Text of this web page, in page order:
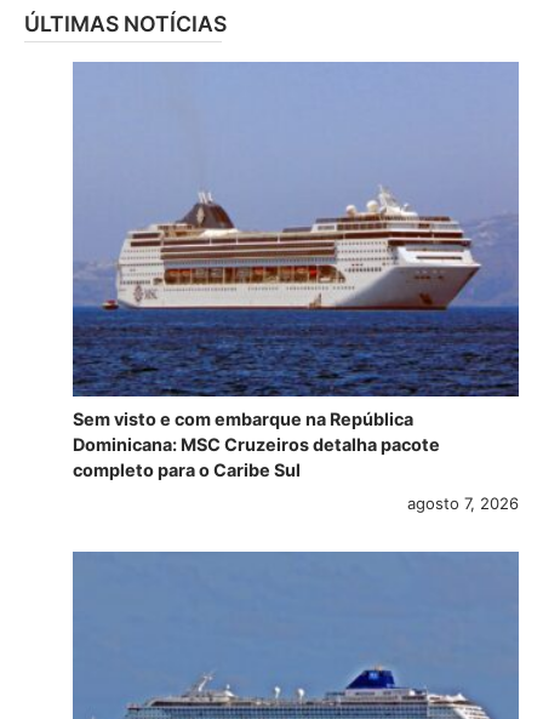
ÚLTIMAS NOTÍCIAS
Sem visto e com embarque na República
Dominicana: MSC Cruzeiros detalha pacote
completo para o Caribe Sul
agosto 7, 2026